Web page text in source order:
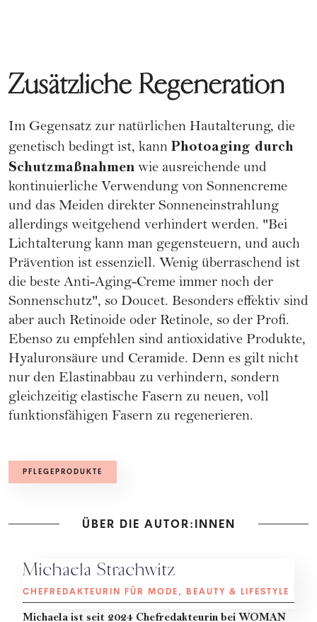
Zusätzliche Regeneration
Im Gegensatz zur natürlichen Hautalterung, die
genetisch bedingt ist, kann Photoaging durch
Schutzmaßnahmen wie ausreichende und
kontinuierliche Verwendung von Sonnencreme
und das Meiden direkter Sonneneinstrahlung
allerdings weitgehend verhindert werden. "Bei
Lichtalterung kann man gegensteuern, und auch
Prävention ist essenziell. Wenig überraschend ist
die beste Anti-Aging-Creme immer noch der
Sonnenschutz", so Doucet. Besonders effektiv sind
aber auch Retinoide oder Retinole, so der Profi.
Ebenso zu empfehlen sind antioxidative Produkte,
Hyaluronsäure und Ceramide. Denn es gilt nicht
nur den Elastinabbau zu verhindern, sondern
gleichzeitig elastische Fasern zu neuen, voll
funktionsfähigen Fasern zu regenerieren.
PFLEGEPRODUKTE
ÜBER DIE AUTOR:INNEN
Michaela Strachwitz
CHEFREDAKTEURIN FÜR MODE, BEAUTY & LIFESTYLE
Michaela ist seit 2024 Chefredakteurin bei WOMAN